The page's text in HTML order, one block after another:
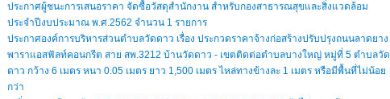
ประกาศผู้ชนะการเสนอราคา จัดซื้อวัสดุสำนักงาน สำหรับกองสาธารณสุขและสิ่งแวดล้อม
ประจำปีงบประมาณ พ.ศ.2562 จำนวน 1 รายการ
ประกาศองค์การบริหารส่วนตำบลวัดดาว เรื่อง ประกวดราคาจ้างก่อสร้างปรับปรุงถนนลาดยาง
พาราแอสฟัลท์คอนกรีต สาย สพ.3212 บ้านวัดดาว - เขตติดต่อตำบลบางใหญ่ หมู่ที่ 5 ตำบลวัด
ดาว กว้าง 6 เมตร หนา 0.05 เมตร ยาว 1,500 เมตร ไหล่ทางข้างละ 1 เมตร หรือมีพื้นที่ไม่น้อย
กว่า